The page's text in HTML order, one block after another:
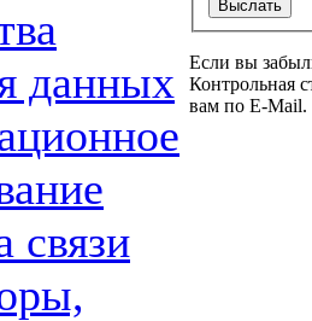
данных
связи
Если вы
Контрольная
вам по E-Mail.